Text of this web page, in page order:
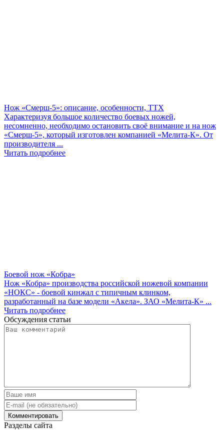
Нож «Смерш-5»: описание, особенности, ТТХ
Характеризуя большое количество боевых ножей,
несомненно, необходимо остановить своё внимание и на нож
«Смерш-5», который изготовлен компанией «Мелита-К». От
производителя ...
Читать подробнее
Боевой нож «Кобра»
Нож «Кобра» производства российской ножевой компании
«НОКС» - боевой кинжал с типичным клинком,
разработанный на базе модели «Акела». ЗАО «Мелита-К» ...
Читать подробнее
Обсуждения статьи
Разделы сайта